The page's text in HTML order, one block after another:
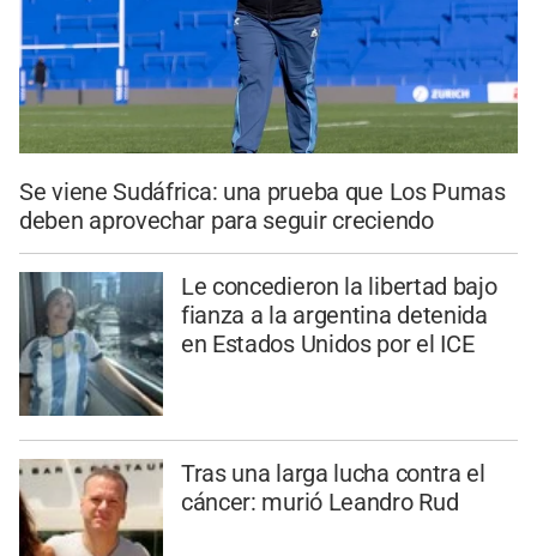
Se viene Sudáfrica: una prueba que Los Pumas
deben aprovechar para seguir creciendo
Le concedieron la libertad bajo
fianza a la argentina detenida
en Estados Unidos por el ICE
Tras una larga lucha contra el
cáncer: murió Leandro Rud